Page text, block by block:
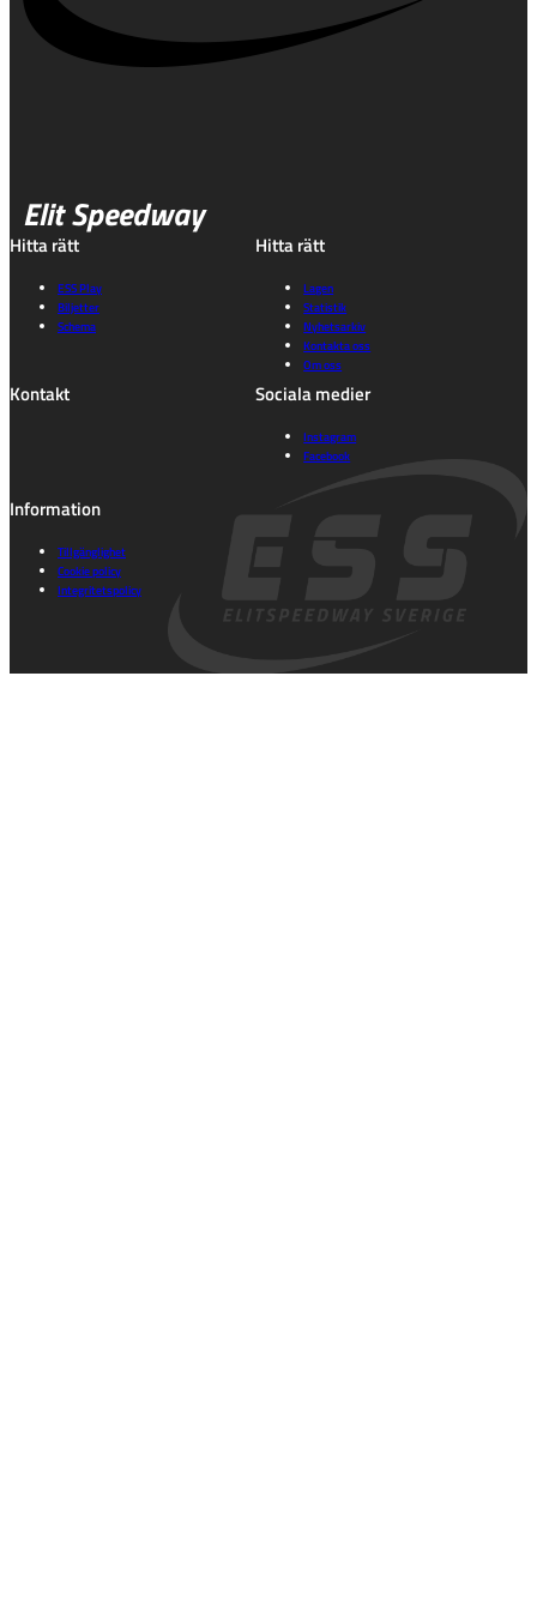
Elit Speedway
Hitta rätt
ESS Play
Biljetter
Schema
Hitta rätt
Lagen
Statistik
Nyhetsarkiv
Kontakta oss
Om oss
Kontakt Sociala medier
Instagram
Facebook
Information
Tillgänglighet
Cookie policy
Integritetspolicy